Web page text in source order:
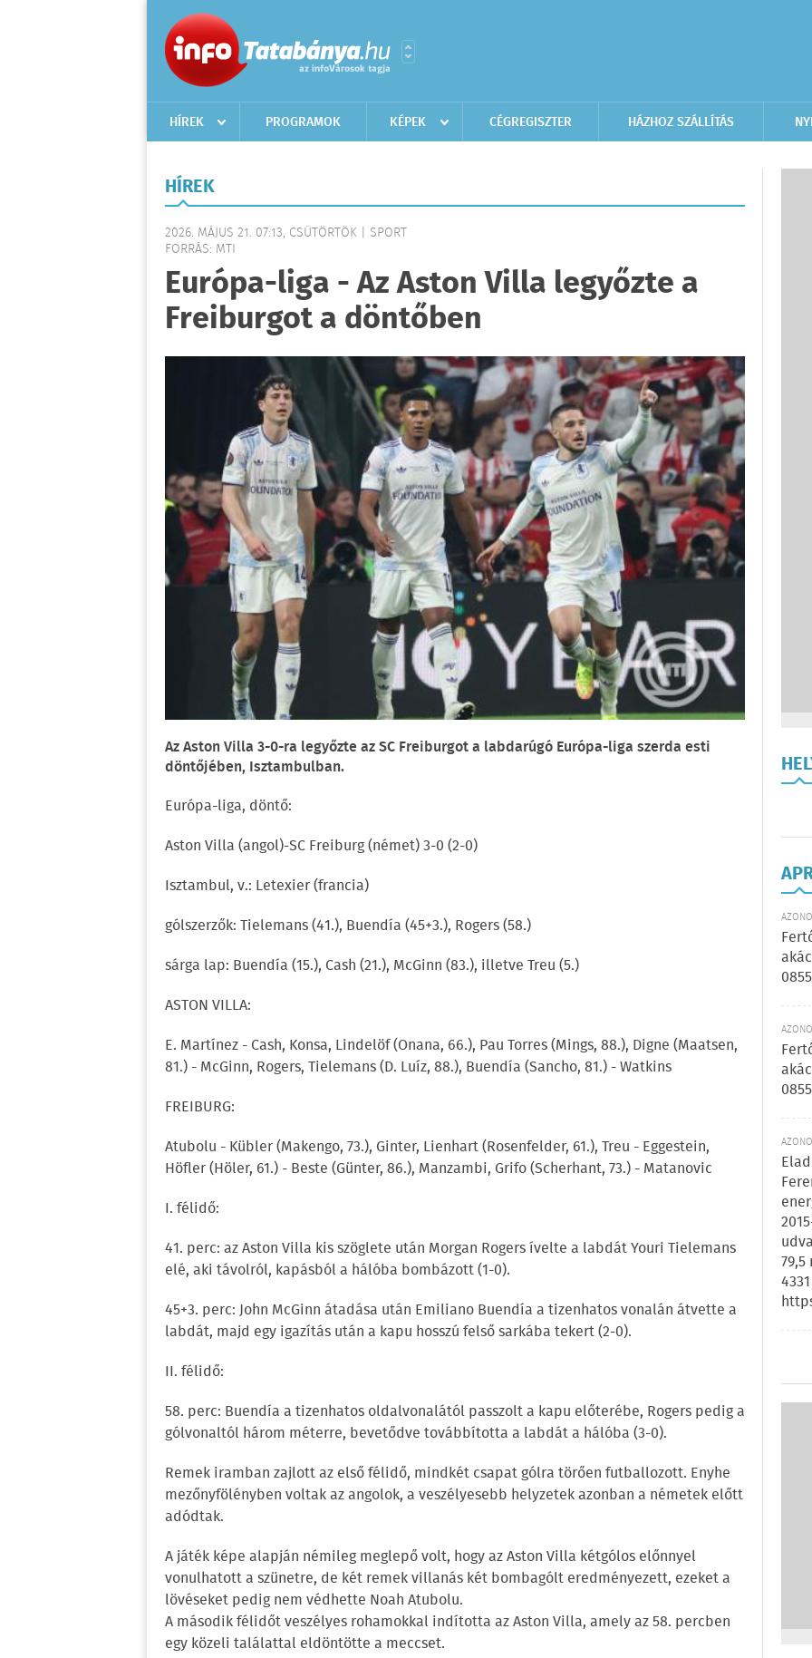
HÍREK PROGRAMOK KÉPEK CÉGREGISZTER HÁZHOZ SZÁLLÍTÁS
HÍREK
2026. MÁJUS 21. 07:13, CSÜTÖRTÖK | SPORT
FORRÁS: MTI
Európa-liga - Az Aston Villa legyőzte a
Freiburgot a döntőben
Az Aston Villa 3-0-ra legyőzte az SC Freiburgot a labdarúgó Európa-liga szerda esti
döntőjében, Isztambulban.
Európa-liga, döntő:
Aston Villa (angol)-SC Freiburg (német) 3-0 (2-0)
Isztambul, v.: Letexier (francia)
gólszerzők: Tielemans (41.), Buendía (45+3.), Rogers (58.)
sárga lap: Buendía (15.), Cash (21.), McGinn (83.), illetve Treu (5.)
ASTON VILLA:
E. Martínez - Cash, Konsa, Lindelöf (Onana, 66.), Pau Torres (Mings, 88.), Digne (Maatsen,
81.) - McGinn, Rogers, Tielemans (D. Luíz, 88.), Buendía (Sancho, 81.) - Watkins
FREIBURG:
Atubolu - Kübler (Makengo, 73.), Ginter, Lienhart (Rosenfelder, 61.), Treu - Eggestein,
Höfler (Höler, 61.) - Beste (Günter, 86.), Manzambi, Grifo (Scherhant, 73.) - Matanovic
I. félidő:
41. perc: az Aston Villa kis szöglete után Morgan Rogers ívelte a labdát Youri Tielemans
elé, aki távolról, kapásból a hálóba bombázott (1-0).
45+3. perc: John McGinn átadása után Emiliano Buendía a tizenhatos vonalán átvette a
labdát, majd egy igazítás után a kapu hosszú felső sarkába tekert (2-0).
II. félidő:
58. perc: Buendía a tizenhatos oldalvonalától passzolt a kapu előterébe, Rogers pedig a
gólvonaltól három méterre, bevetődve továbbította a labdát a hálóba (3-0).
Remek iramban zajlott az első félidő, mindkét csapat gólra törően futballozott. Enyhe
mezőnyfölényben voltak az angolok, a veszélyesebb helyzetek azonban a németek előtt
adódtak.
A játék képe alapján némileg meglepő volt, hogy az Aston Villa kétgólos előnnyel
vonulhatott a szünetre, de két remek villanás két bombagólt eredményezett, ezeket a
lövéseket pedig nem védhette Noah Atubolu.
A második félidőt veszélyes rohamokkal indította az Aston Villa, amely az 58. percben
egy közeli találattal eldöntötte a meccset.
4331